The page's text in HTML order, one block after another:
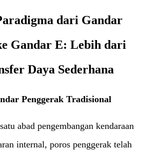
dari Gandar
Gandar E: Lebih dari
Daya Sederhana
Penggerak Tradisional
abad pengembangan kendaraan
internal, poros penggerak telah